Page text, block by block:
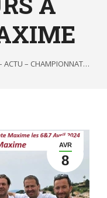
ACTU – CHAMPIONNAT…
AVR
8